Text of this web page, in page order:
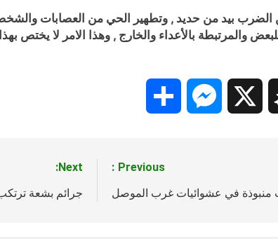
الضرب بيد من حديد , وتطهير الحي من العصابات
والمرتبطة بالأعداء والخارج , وهذا الامر لا يختص
Snapchat
Messenger
Previous:
منبوذة في عشوائيات غرب الموصل
Next:
جرائم بشعة